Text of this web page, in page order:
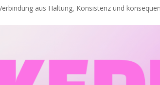
aus Haltung, Konsistenz und